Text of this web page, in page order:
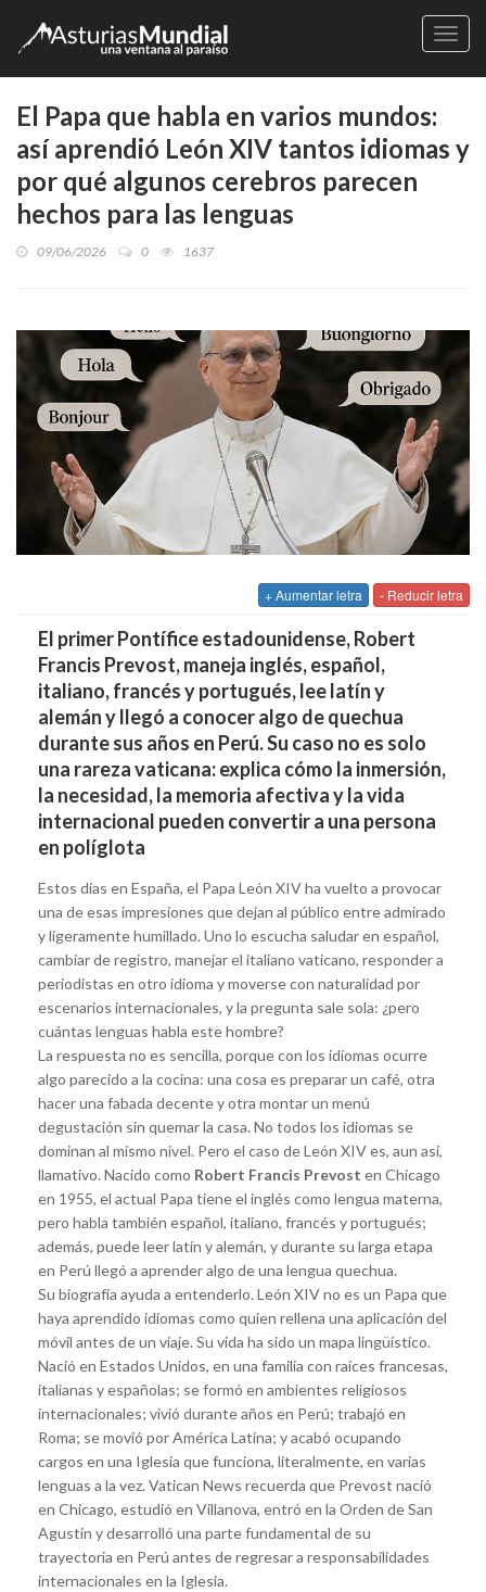
El Papa que habla en varios mundos:
así aprendió León XIV tantos idiomas y
por qué algunos cerebros parecen
hechos para las lenguas
09/06/2026 0 1637
+ Aumentar letra - Reducir letra
El primer Pontífice estadounidense, Robert
Francis Prevost, maneja inglés, español,
italiano, francés y portugués, lee latín y
alemán y llegó a conocer algo de quechua
durante sus años en Perú. Su caso no es solo
una rareza vaticana: explica cómo la inmersión,
la necesidad, la memoria afectiva y la vida
internacional pueden convertir a una persona
en políglota
Estos días en España, el Papa León XIV ha vuelto a provocar
una de esas impresiones que dejan al público entre admirado
y ligeramente humillado. Uno lo escucha saludar en español,
cambiar de registro, manejar el italiano vaticano, responder a
periodistas en otro idioma y moverse con naturalidad por
escenarios internacionales, y la pregunta sale sola: ¿pero
cuántas lenguas habla este hombre?
La respuesta no es sencilla, porque con los idiomas ocurre
algo parecido a la cocina: una cosa es preparar un café, otra
hacer una fabada decente y otra montar un menú
degustación sin quemar la casa. No todos los idiomas se
dominan al mismo nivel. Pero el caso de León XIV es, aun así,
llamativo. Nacido como Robert Francis Prevost en Chicago
en 1955, el actual Papa tiene el inglés como lengua materna,
pero habla también español, italiano, francés y portugués;
además, puede leer latín y alemán, y durante su larga etapa
en Perú llegó a aprender algo de una lengua quechua.
Su biografía ayuda a entenderlo. León XIV no es un Papa que
haya aprendido idiomas como quien rellena una aplicación del
móvil antes de un viaje. Su vida ha sido un mapa lingüístico.
Nació en Estados Unidos, en una familia con raíces francesas,
italianas y españolas; se formó en ambientes religiosos
internacionales; vivió durante años en Perú; trabajó en
Roma; se movió por América Latina; y acabó ocupando
cargos en una Iglesia que funciona, literalmente, en varias
lenguas a la vez. Vatican News recuerda que Prevost nació
en Chicago, estudió en Villanova, entró en la Orden de San
Agustín y desarrolló una parte fundamental de su
trayectoria en Perú antes de regresar a responsabilidades
internacionales en la Iglesia.